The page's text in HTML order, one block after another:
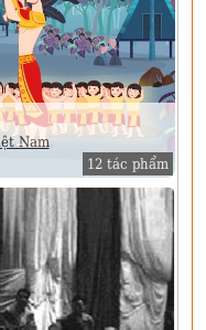
Nam
12 tác phẩm